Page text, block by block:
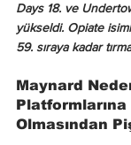
Days 18. ve
yükseldi. Opiate
59. sıraya kadar
Maynard
Platformlarına
Olmasından